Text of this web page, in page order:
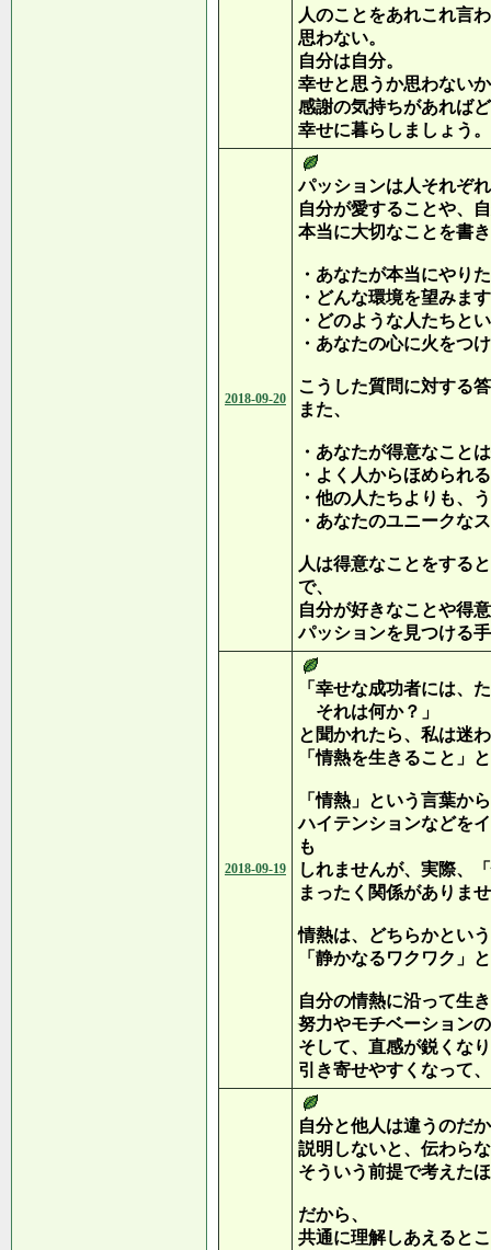
人のことをあれこれ言
思わない。
自分は自分。
幸せと思うか思わない
感謝の気持ちがあれば
幸せに暮らしましょう。
2018-09-20
パッションは人それぞ
自分が愛することや、
本当に大切なことを書
・あなたが本当にやり
・どんな環境を望みま
・どのような人たちと
・あなたの心に火をつ
こうした質問に対する
また、
・あなたが得意なこと
・よく人からほめられ
・他の人たちよりも、
・あなたのユニークな
人は得意なことをする
で、
自分が好きなことや得
パッションを見つける
2018-09-19
「幸せな成功者には、
それは何か？」
と聞かれたら、私は迷
「情熱を生きること」
「情熱」という言葉か
ハイテンションなどを
も
しれませんが、実際、
まったく関係がありま
情熱は、どちらかとい
「静かなるワクワク」
自分の情熱に沿って生
努力やモチベーション
そして、直感が鋭くな
引き寄せやすくなって
自分と他人は違うのだ
説明しないと、伝わら
そういう前提で考えた
だから、
共通に理解しあえると